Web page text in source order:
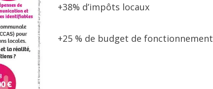
+38% d’impôts locaux
+25 % de budget de fonctionnement